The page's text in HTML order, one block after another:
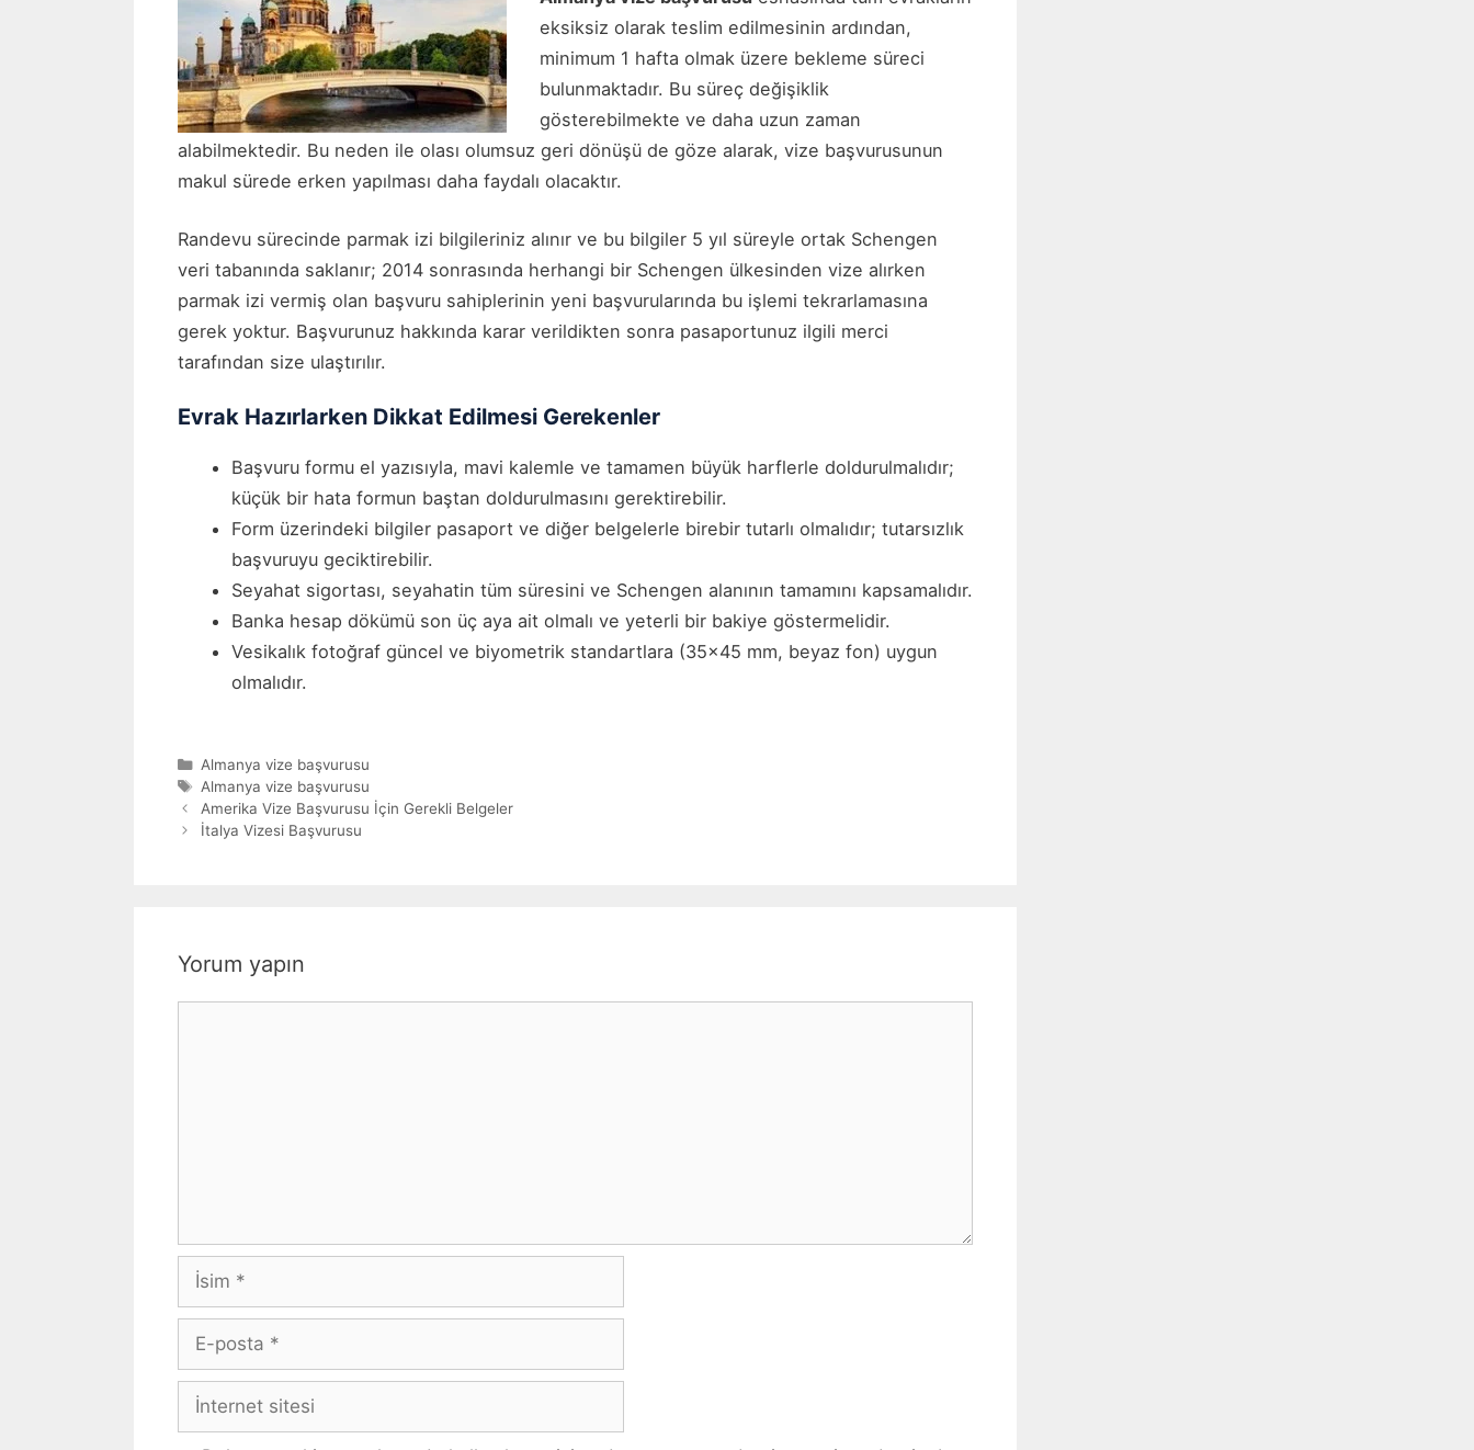
eksiksiz olarak teslim edilmesinin ardından,
minimum 1 hafta olmak üzere bekleme süreci
bulunmaktadır. Bu süreç değişiklik
gösterebilmekte ve daha uzun zaman
alabilmektedir. Bu neden ile olası olumsuz geri dönüşü de göze alarak, vize başvurusunun
makul sürede erken yapılması daha faydalı olacaktır.
Randevu sürecinde parmak izi bilgileriniz alınır ve bu bilgiler 5 yıl süreyle ortak Schengen
veri tabanında saklanır; 2014 sonrasında herhangi bir Schengen ülkesinden vize alırken
parmak izi vermiş olan başvuru sahiplerinin yeni başvurularında bu işlemi tekrarlamasına
gerek yoktur. Başvurunuz hakkında karar verildikten sonra pasaportunuz ilgili merci
tarafından size ulaştırılır.
Evrak Hazırlarken Dikkat Edilmesi Gerekenler
Başvuru formu el yazısıyla, mavi kalemle ve tamamen büyük harflerle doldurulmalıdır;
küçük bir hata formun baştan doldurulmasını gerektirebilir.
Form üzerindeki bilgiler pasaport ve diğer belgelerle birebir tutarlı olmalıdır; tutarsızlık
başvuruyu geciktirebilir.
Seyahat sigortası, seyahatin tüm süresini ve Schengen alanının tamamını kapsamalıdır.
Banka hesap dökümü son üç aya ait olmalı ve yeterli bir bakiye göstermelidir.
Vesikalık fotoğraf güncel ve biyometrik standartlara (35×45 mm, beyaz fon) uygun
olmalıdır.
Kategoriler
Almanya vize başvurusu
Etiketler
Almanya vize başvurusu
Amerika Vize Başvurusu İçin Gerekli Belgeler
İtalya Vizesi Başvurusu
Yorum yapın
İsim
posta
İnternet